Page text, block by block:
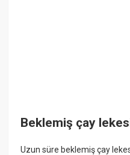
Beklemiş çay
Uzun süre beklemiş çay